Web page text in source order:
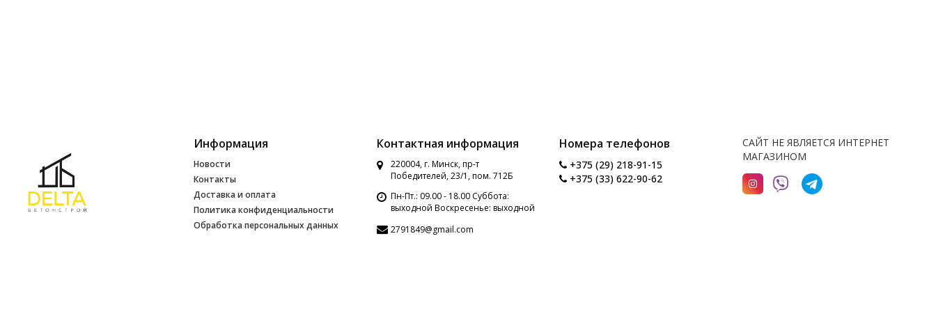
Информация
Новости
Контакты
Доставка и оплата
Политика конфиденциальности
Обработка персональных данных
Контактная информация
220004, г. Минск, пр-т
Победителей, 23/1, пом. 712Б
Пн-Пт.: 09.00 - 18.00 Суббота:
выходной Воскресенье: выходной
2791849@gmail.com
Номера телефонов
+375 (29) 218-91-15
+375 (33) 622-90-62
САЙТ НЕ ЯВЛЯЕТСЯ ИНТЕРНЕТ
МАГАЗИНОМ